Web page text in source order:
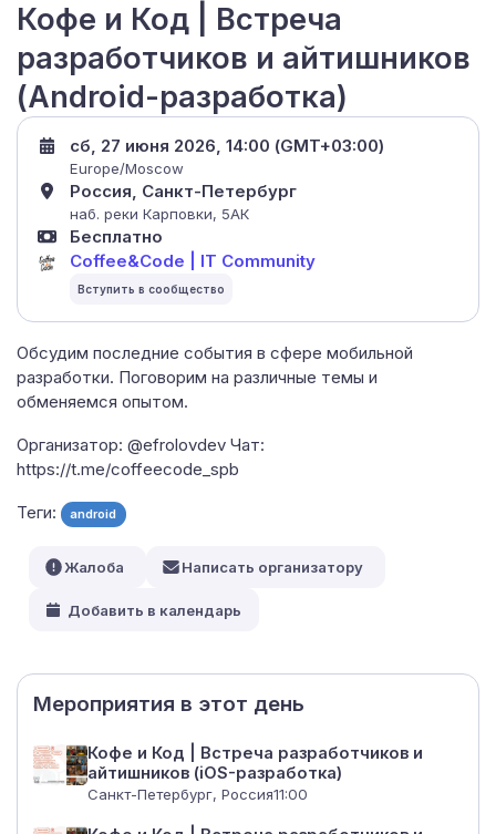
Кофе и Код | Встреча
разработчиков и айтишников
(Android-разработка)
Обсудим последние события в сфере мобильной
разработки. Поговорим на различные темы и
обменяемся опытом.
Организатор: @efrolovdev Чат:
https://t.me/coffeecode_spb
Теги: android
сб, 27 июня 2026, 14:00 (GMT+03:00)
Europe/Moscow
Россия, Санкт-Петербург
наб. реки Карповки, 5АК
Бесплатно
Coffee&Code | IT Community
Мероприятия в этот день
Кофе и Код | Встреча разработчиков и
айтишников (iOS-разработка)
Санкт-Петербург, Россия11:00
Жалоба Написать организатору
Добавить в календарь